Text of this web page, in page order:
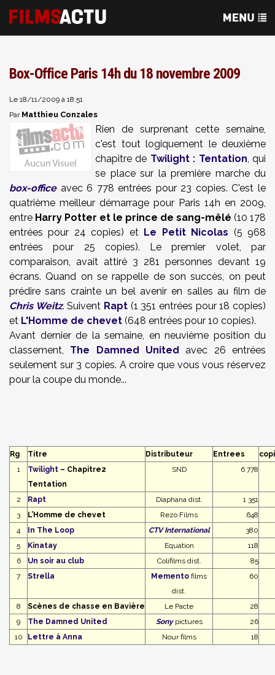
Box-Office Paris 14h du 18 novembre 2009
Le 18/11/2009 à 18:51
Par Matthieu Conzales
Rien de surprenant cette semaine,
c'est tout logiquement le deuxième
chapitre de Twilight : Tentation, qui
se place sur la première marche du
box-officeavec 6 778 entrées pour 23 copies. C'est le
quatrième meilleur démarrage pour Paris 14h en 2009,
entre Harry Potter et le prince de sang-mêlé (10 178
entrées pour 24 copies) et Le Petit Nicolas (5 968
entrées pour 25 copies). Le premier volet, par
comparaison, avait attiré 3 281 personnes devant 19
écrans. Quand on se rappelle de son succès, on peut
prédire sans crainte un bel avenir en salles au film de
Chris Weitz. Suivent Rapt (1 351 entrées pour 18 copies)
et L'Homme de chevet (648 entrées pour 10 copies).
Avant dernier de la semaine, en neuvième position du
classement, The Damned United avec 26 entrées
seulement sur 3 copies. A croire que vous vous réservez
pour la coupe du monde...
Rg Titre Distributeur Entrees
1
Twilight – Chapitre2
Tentation
SND 6 778
2 Rapt Diaphana dist.
1 351
3
L’Homme de chevet Rezo Films
648
4
In The Loop CTV International
380
5
Kinatay Equation
118
6
Un soir au club Colifilms dist.
85
7
Strella Memento films
dist.
60
8 Scènes de chasse en Bavière Le Pacte
28
9
The Damned United Sonypictures
26
10
Lettre à Anna Nour films 18